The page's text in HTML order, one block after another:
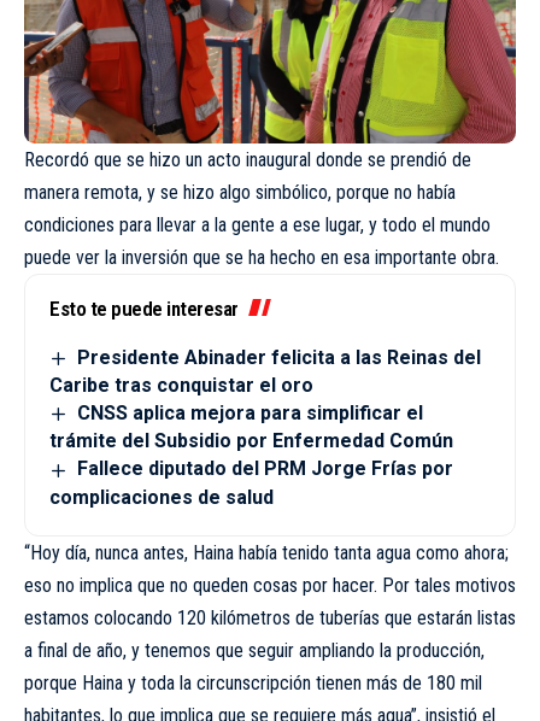
Recordó que se hizo un acto inaugural donde se prendió de
manera remota, y se hizo algo simbólico, porque no había
condiciones para llevar a la gente a ese lugar, y todo el mundo
puede ver la inversión que se ha hecho en esa importante obra.
Esto te puede interesar
Presidente Abinader felicita a las Reinas del
Caribe tras conquistar el oro
CNSS aplica mejora para simplificar el
trámite del Subsidio por Enfermedad Común
Fallece diputado del PRM Jorge Frías por
complicaciones de salud
“Hoy día, nunca antes, Haina había tenido tanta agua como ahora;
eso no implica que no queden cosas por hacer. Por tales motivos
estamos colocando 120 kilómetros de tuberías que estarán listas
a final de año, y tenemos que seguir ampliando la producción,
porque Haina y toda la circunscripción tienen más de 180 mil
habitantes, lo que implica que se requiere más agua”, insistió el